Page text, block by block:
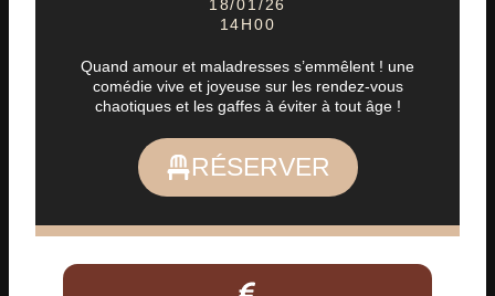
18/01/26
14H00
Quand amour et maladresses s’emmêlent ! une
comédie vive et joyeuse sur les rendez-vous
chaotiques et les gaffes à éviter à tout âge !
RÉSERVER